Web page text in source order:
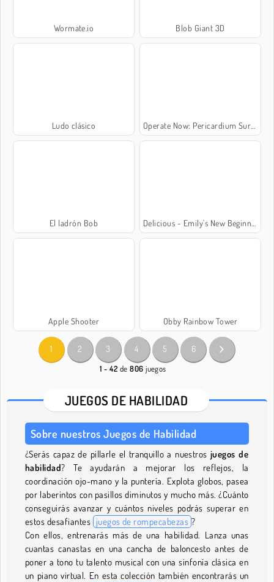
Wormate.io Blob Giant 3D
Ludo clásico Operate Now: Pericardium Surgery
El ladrón Bob Delicious - Emily's New Beginning
Apple Shooter Obby Rainbow Tower
1 2 3 4 5 6
1 - 42 de806 juegos
JUEGOS DE HABILIDAD
Sobre nuestros Juegos de Habilidad
¿Serás capaz de pillarle el tranquillo a nuestros juegos de
habilidad? Te ayudarán a mejorar los reflejos, la
coordinación ojo-mano y la puntería. Explota globos, pasea
por laberintos con pasillos diminutos y mucho más. ¿Cuánto
conseguirás avanzar y cuántos niveles podrás superar en
estos desafiantes juegos de rompecabezas ?
Con ellos, entrenarás más de una habilidad. Lanza unas
cuantas canastas en una cancha de baloncesto antes de
poner a tono tu talento musical con una sinfonía clásica en
un piano virtual. En esta colección también encontrarás un